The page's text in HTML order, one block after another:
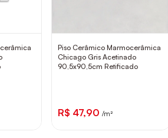
Piso Cerâmico Marmocerâmica
Chicago Gris Acetinado
90,5x90,5cm Retificado
R$ 47,90 /m²